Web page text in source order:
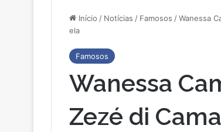
Início / Notícias / Famosos /Wanessa
ela
Famosos
Wanessa
Zezé di